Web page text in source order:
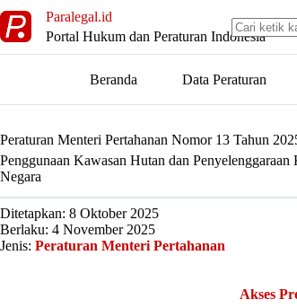
to
content
Paralegal.id
Portal Hukum dan Peraturan Indonesia
Beranda Data Peraturan
Peraturan Menteri Pertahanan Nomor 13 Tahun
Penggunaan Kawasan Hutan dan
Negara
Ditetapkan: 8 Oktober 2025
Berlaku: 4 November 2025
Jenis: Peraturan Menteri Pertahanan
Akses